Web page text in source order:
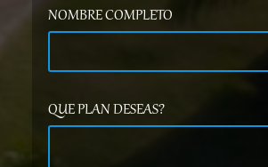
NOMBRE COMPLETO
QUE PLAN DESEAS?